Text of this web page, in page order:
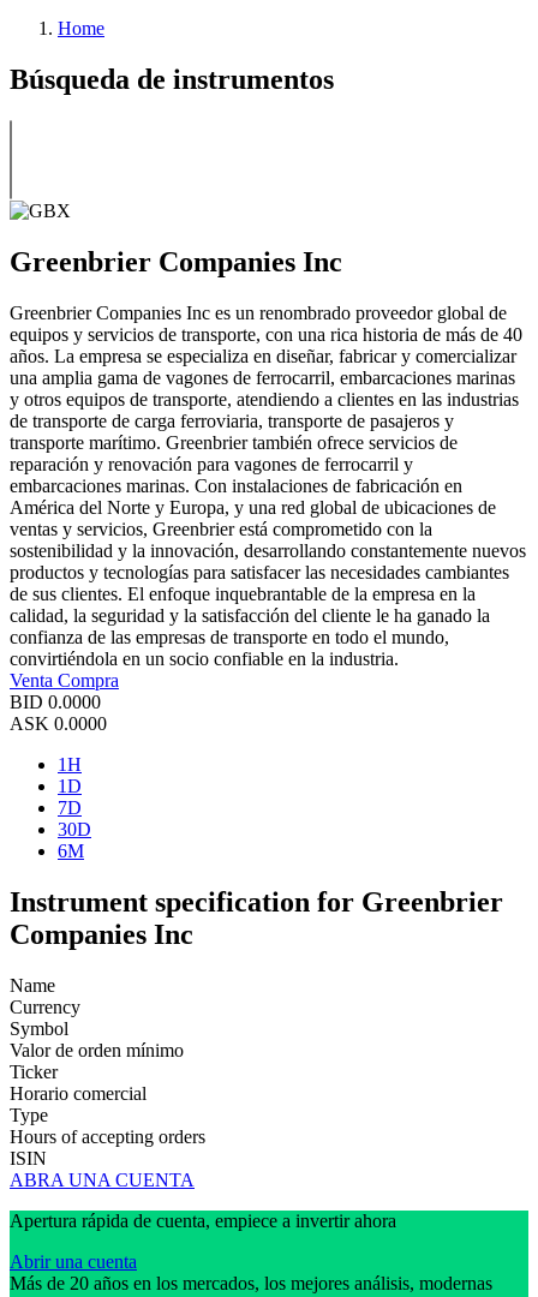
Home
Búsqueda de instrumentos
Greenbrier Companies Inc
Greenbrier Companies Inc es un renombrado proveedor global de
equipos y servicios de transporte, con una rica historia de más de 40
años. La empresa se especializa en diseñar, fabricar y comercializar
una amplia gama de vagones de ferrocarril, embarcaciones marinas
y otros equipos de transporte, atendiendo a clientes en las industrias
de transporte de carga ferroviaria, transporte de pasajeros y
transporte marítimo. Greenbrier también ofrece servicios de
reparación y renovación para vagones de ferrocarril y
embarcaciones marinas. Con instalaciones de fabricación en
América del Norte y Europa, y una red global de ubicaciones de
ventas y servicios, Greenbrier está comprometido con la
sostenibilidad y la innovación, desarrollando constantemente nuevos
productos y tecnologías para satisfacer las necesidades cambiantes
de sus clientes. El enfoque inquebrantable de la empresa en la
calidad, la seguridad y la satisfacción del cliente le ha ganado la
confianza de las empresas de transporte en todo el mundo,
convirtiéndola en un socio confiable en la industria.
Venta Compra
BID 0.0000
ASK 0.0000
1H
1D
7D
30D
6M
Instrument specification for Greenbrier
Companies Inc
Name
Currency
Symbol
Valor de orden mínimo
Ticker
Horario comercial
Type
Hours of accepting orders
ISIN
ABRA UNA CUENTA
Apertura rápida de cuenta, empiece a invertir ahora
Abrir una cuenta
Más de 20 años en los mercados, los mejores análisis, modernas